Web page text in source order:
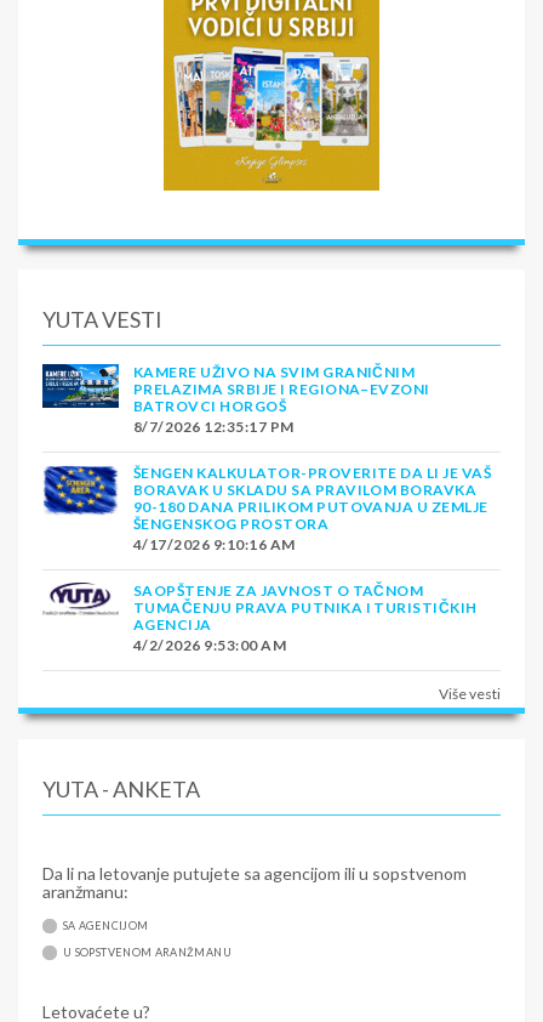
YUTA VESTI
KAMERE UŽIVO NA SVIM GRANIČNIM
PRELAZIMA SRBIJE I REGIONA–EVZONI
BATROVCI HORGOŠ
8/7/2026 12:35:17 PM
ŠENGEN KALKULATOR-PROVERITE DA LI JE VAŠ
BORAVAK U SKLADU SA PRAVILOM BORAVKA
90-180 DANA PRILIKOM PUTOVANJA U ZEMLJE
ŠENGENSKOG PROSTORA
4/17/2026 9:10:16 AM
SAOPŠTENJE ZA JAVNOST O TAČNOM
TUMAČENJU PRAVA PUTNIKA I TURISTIČKIH
AGENCIJA
4/2/2026 9:53:00 AM
Više vesti
YUTA - ANKETA
Da li na letovanje putujete sa agencijom ili u sopstvenom
aranžmanu:
SA AGENCIJOM
U SOPSTVENOM ARANŽMANU
Letovaćete u?